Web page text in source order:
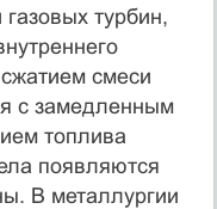
турбин,
смеси
с замедленным
топлива
появляются
В металлургии